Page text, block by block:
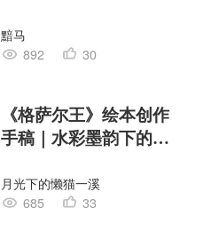
黯马
892
30
《格萨尔王》绘本创作
手稿｜水彩墨韵下的史
月光下的懒猫一溪
685
33